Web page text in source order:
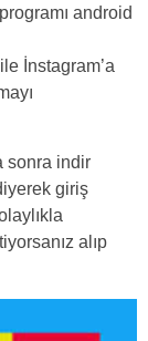
android
İnstagram’a
sonra indir
giriş
alıp